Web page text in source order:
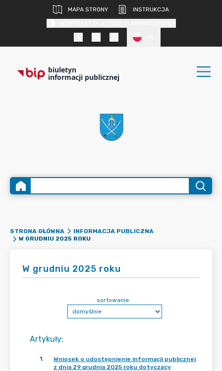
MAPA STRONY
INSTRUKCJA
biuletyn
informacji publicznej
STRONA GŁÓWNA
INFORMACJA PUBLICZNA
W GRUDNIU 2025 ROKU
W grudniu 2025 roku
Artykuły:
sortowanie:
1.
Wniosek o udostępnienie informacji publicznej
z dnia 29 grudnia 2025 roku dotyczący